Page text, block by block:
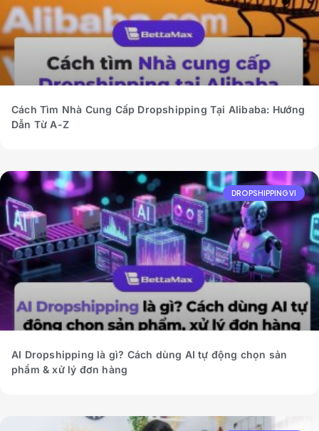
Cách Tìm Nhà Cung Cấp Dropshipping Tại Alibaba: Hướng
Dẫn Từ A-Z
DROPSHIPPING VI
AI Dropshipping là gì? Cách dùng AI tự động chọn sản
phẩm & xử lý đơn hàng